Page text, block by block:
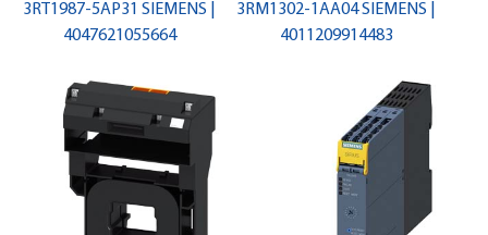
3RT1987-5AP31 SIEMENS |
4047621055664
3RM1302-1AA04 SIEMENS |
4011209914483